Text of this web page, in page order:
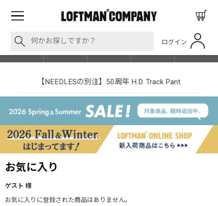
ログイン
SHOP LIST
【NEEDLESの別注】50周年 H.D. Track Pant
お気に入り
ゲスト 様
お気に入りに登録された商品はありません。